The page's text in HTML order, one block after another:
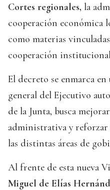
Cortes regionales, la
cooperación económica
como materias
cooperación
El decreto se enmarca
general del Ejecutivo
de la Junta, busca
administrativa y reforzar
las distintas áreas de
Al frente de esta nueva
Miguel de Elías